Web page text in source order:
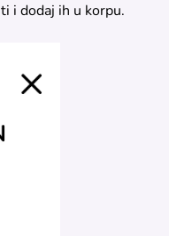
i dodaj ih u korpu.